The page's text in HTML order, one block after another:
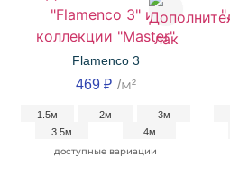
Flamenco 3
469 ₽ /м²
1.5м 2м
3м
3.5м
4м
доступные вариации